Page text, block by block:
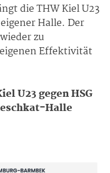
die THW Kiel U23
Halle. Der
zu
Effektivität
U23 gegen HSG
Halle